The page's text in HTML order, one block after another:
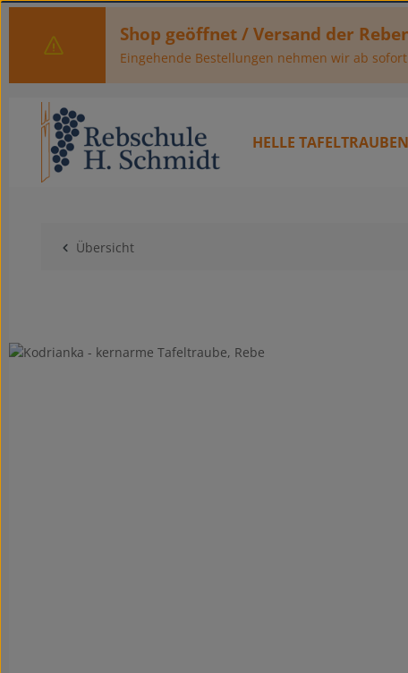
Hauptinhalt springen
Zur Hauptnavigation springenShop geöffnet / Versand der
Eingehende Bestellungen nehmen wir ab
HELLE TAFELTRAUBEN
Übersicht
Bildergalerie überspringen